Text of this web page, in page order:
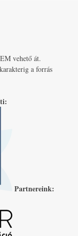
vehető át.
a forrás
Partnereink: